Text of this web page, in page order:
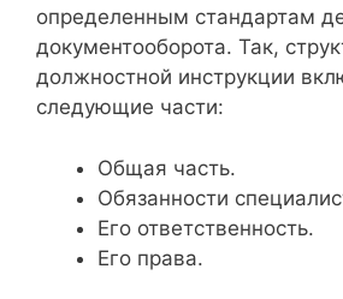
определенным стандартам
документооборота. Так,
должностной инструкции
следующие части:
Общая часть.
Обязанности
Его ответственность.
Его права.